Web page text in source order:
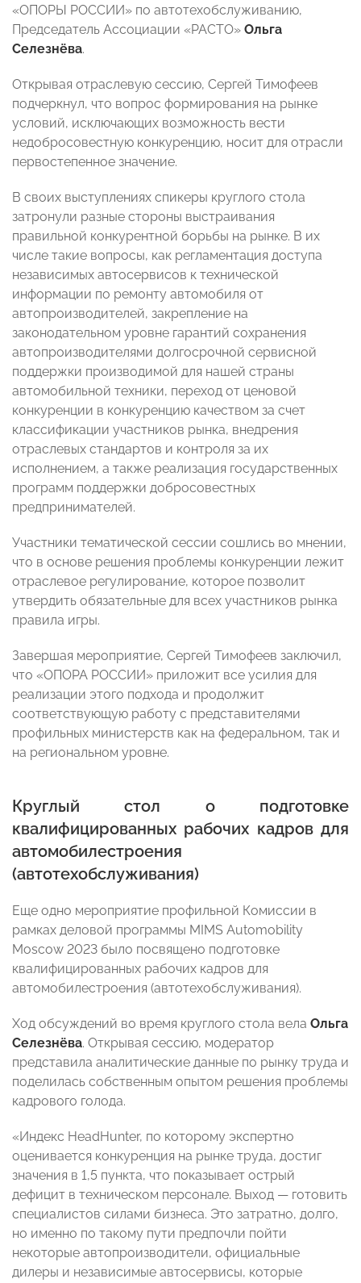
«ОПОРЫ РОССИИ» по автотехобслуживанию,
Председатель Ассоциации «РАСТО» Ольга
Селезнёва.
Открывая отраслевую сессию, Сергей Тимофеев
подчеркнул, что вопрос формирования на рынке
условий, исключающих возможность вести
недобросовестную конкуренцию, носит для отрасли
первостепенное значение.
В своих выступлениях спикеры круглого стола
затронули разные стороны выстраивания
правильной конкурентной борьбы на рынке. В их
числе такие вопросы, как регламентация доступа
независимых автосервисов к технической
информации по ремонту автомобиля от
автопроизводителей, закрепление на
законодательном уровне гарантий сохранения
автопроизводителями долгосрочной сервисной
поддержки производимой для нашей страны
автомобильной техники, переход от ценовой
конкуренции в конкуренцию качеством за счет
классификации участников рынка, внедрения
отраслевых стандартов и контроля за их
исполнением, а также реализация государственных
программ поддержки добросовестных
предпринимателей.
Участники тематической сессии сошлись во мнении,
что в основе решения проблемы конкуренции лежит
отраслевое регулирование, которое позволит
утвердить обязательные для всех участников рынка
правила игры.
Завершая мероприятие, Сергей Тимофеев заключил,
что «ОПОРА РОССИИ» приложит все усилия для
реализации этого подхода и продолжит
соответствующую работу с представителями
профильных министерств как на федеральном, так и
на региональном уровне.
Круглый стол о подготовке
квалифицированных рабочих кадров для
автомобилестроения
(автотехобслуживания)
Еще одно мероприятие профильной Комиссии в
рамках деловой программы MIMS Automobility
Moscow 2023 было посвящено подготовке
квалифицированных рабочих кадров для
автомобилестроения (автотехобслуживания).
Ход обсуждений во время круглого стола вела Ольга
Селезнёва. Открывая сессию, модератор
представила аналитические данные по рынку труда и
поделилась собственным опытом решения проблемы
кадрового голода.
«Индекс HeadHunter, по которому экспертно
оценивается конкуренция на рынке труда, достиг
значения в 1,5 пункта, что показывает острый
дефицит в техническом персонале. Выход — готовить
специалистов силами бизнеса. Это затратно, долго,
но именно по такому пути предпочли пойти
некоторые автопроизводители, официальные
дилеры и независимые автосервисы, которые